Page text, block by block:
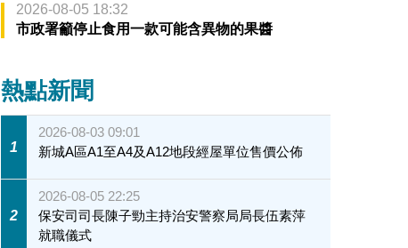
2026-08-05 18:32
市政署籲停止食用一款可能含異物的果醬
熱點新聞
1
2026-08-03 09:01
新城A區A1至A4及A12地段經屋單位售價公佈
2
2026-08-05 22:25
保安司司長陳子勁主持治安警察局局長伍素萍
就職儀式